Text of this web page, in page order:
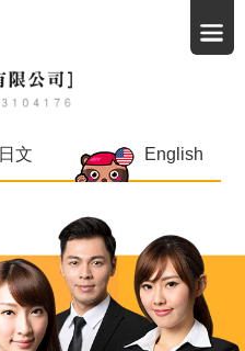
日文 English